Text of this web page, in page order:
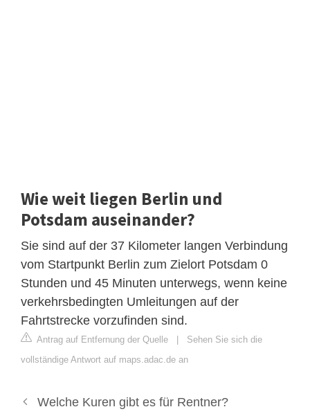
Wie weit liegen Berlin und
Potsdam auseinander?
Sie sind auf der 37 Kilometer langen Verbindung
vom Startpunkt Berlin zum Zielort Potsdam 0
Stunden und 45 Minuten unterwegs, wenn keine
verkehrsbedingten Umleitungen auf der
Fahrtstrecke vorzufinden sind.
Antrag auf Entfernung der Quelle | Sehen Sie sich die
vollständige Antwort auf maps.adac.de an
Welche Kuren gibt es für Rentner?